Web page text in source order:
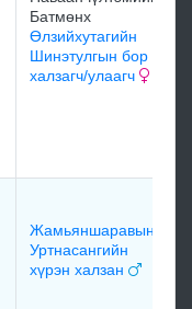
Батмөнх
Өлзийхутагийн
Шинэтулгын бор
халзагч/улаагч
Жамьяншаравын
Уртнасангийн
хүрэн халзан